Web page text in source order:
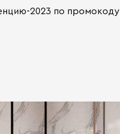
2023 по промокоду